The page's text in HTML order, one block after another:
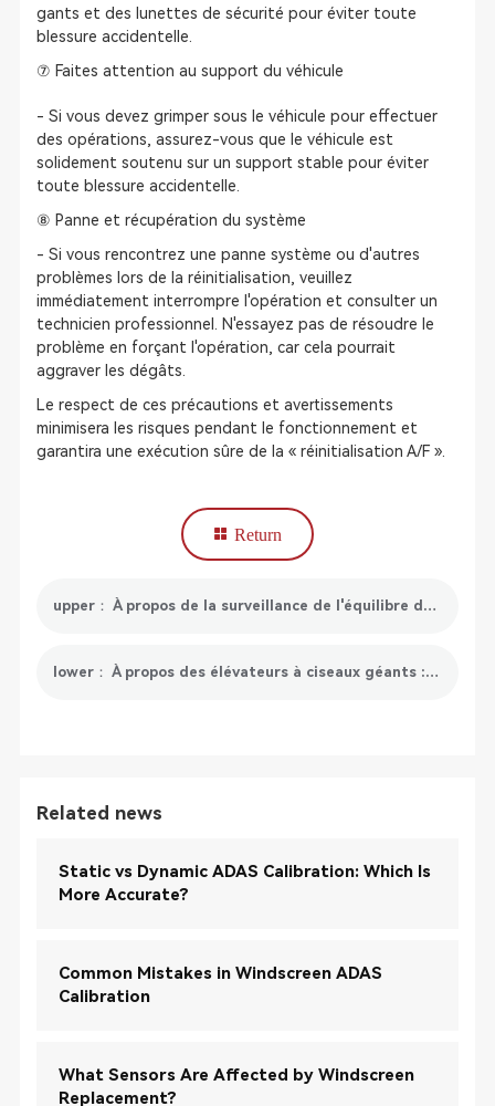
gants et des lunettes de sécurité pour éviter toute
blessure accidentelle.
⑦ Faites attention au support du véhicule
- Si vous devez grimper sous le véhicule pour effectuer
des opérations, assurez-vous que le véhicule est
solidement soutenu sur un support stable pour éviter
toute blessure accidentelle.
⑧ Panne et récupération du système
- Si vous rencontrez une panne système ou d'autres
problèmes lors de la réinitialisation, veuillez
immédiatement interrompre l'opération et consulter un
technicien professionnel. N'essayez pas de résoudre le
problème en forçant l'opération, car cela pourrait
aggraver les dégâts.
Le respect de ces précautions et avertissements
minimisera les risques pendant le fonctionnement et
garantira une exécution sûre de la « réinitialisation A/F ».
Return
upper： À propos de la surveillance de l'équilibre de puissance du moteur : tout ce que vous voulez savoir
lower： À propos des élévateurs à ciseaux géants : tout ce que vous devez savoir
Related news
Static vs Dynamic ADAS Calibration: Which Is
More Accurate?
Common Mistakes in Windscreen ADAS
Calibration
What Sensors Are Affected by Windscreen
Replacement?